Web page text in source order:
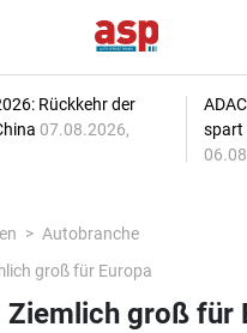
Rückkehr der
07.08.2026,
spart
Autobranche
groß für Europa
Ziemlich groß für